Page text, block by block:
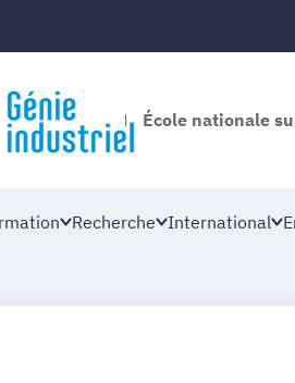
École nationale
Recherche International